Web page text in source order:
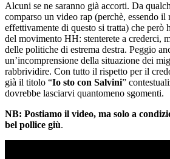
Alcuni se ne saranno già accorti. Da
comparso un video rap (perchè, essendo il
effettivamente di questo si tratta) che però
del movimento HH: stenterete a crederci,
delle politiche di estrema destra. Peggio
un’incomprensione della situazione dei
rabbrividire. Con tutto il rispetto per il
già il titolo “Io sto con Salvini”
dovrebbe lasciarvi quantomeno sgomenti.
NB: Postiamo il video, ma solo a
bel pollice giù.